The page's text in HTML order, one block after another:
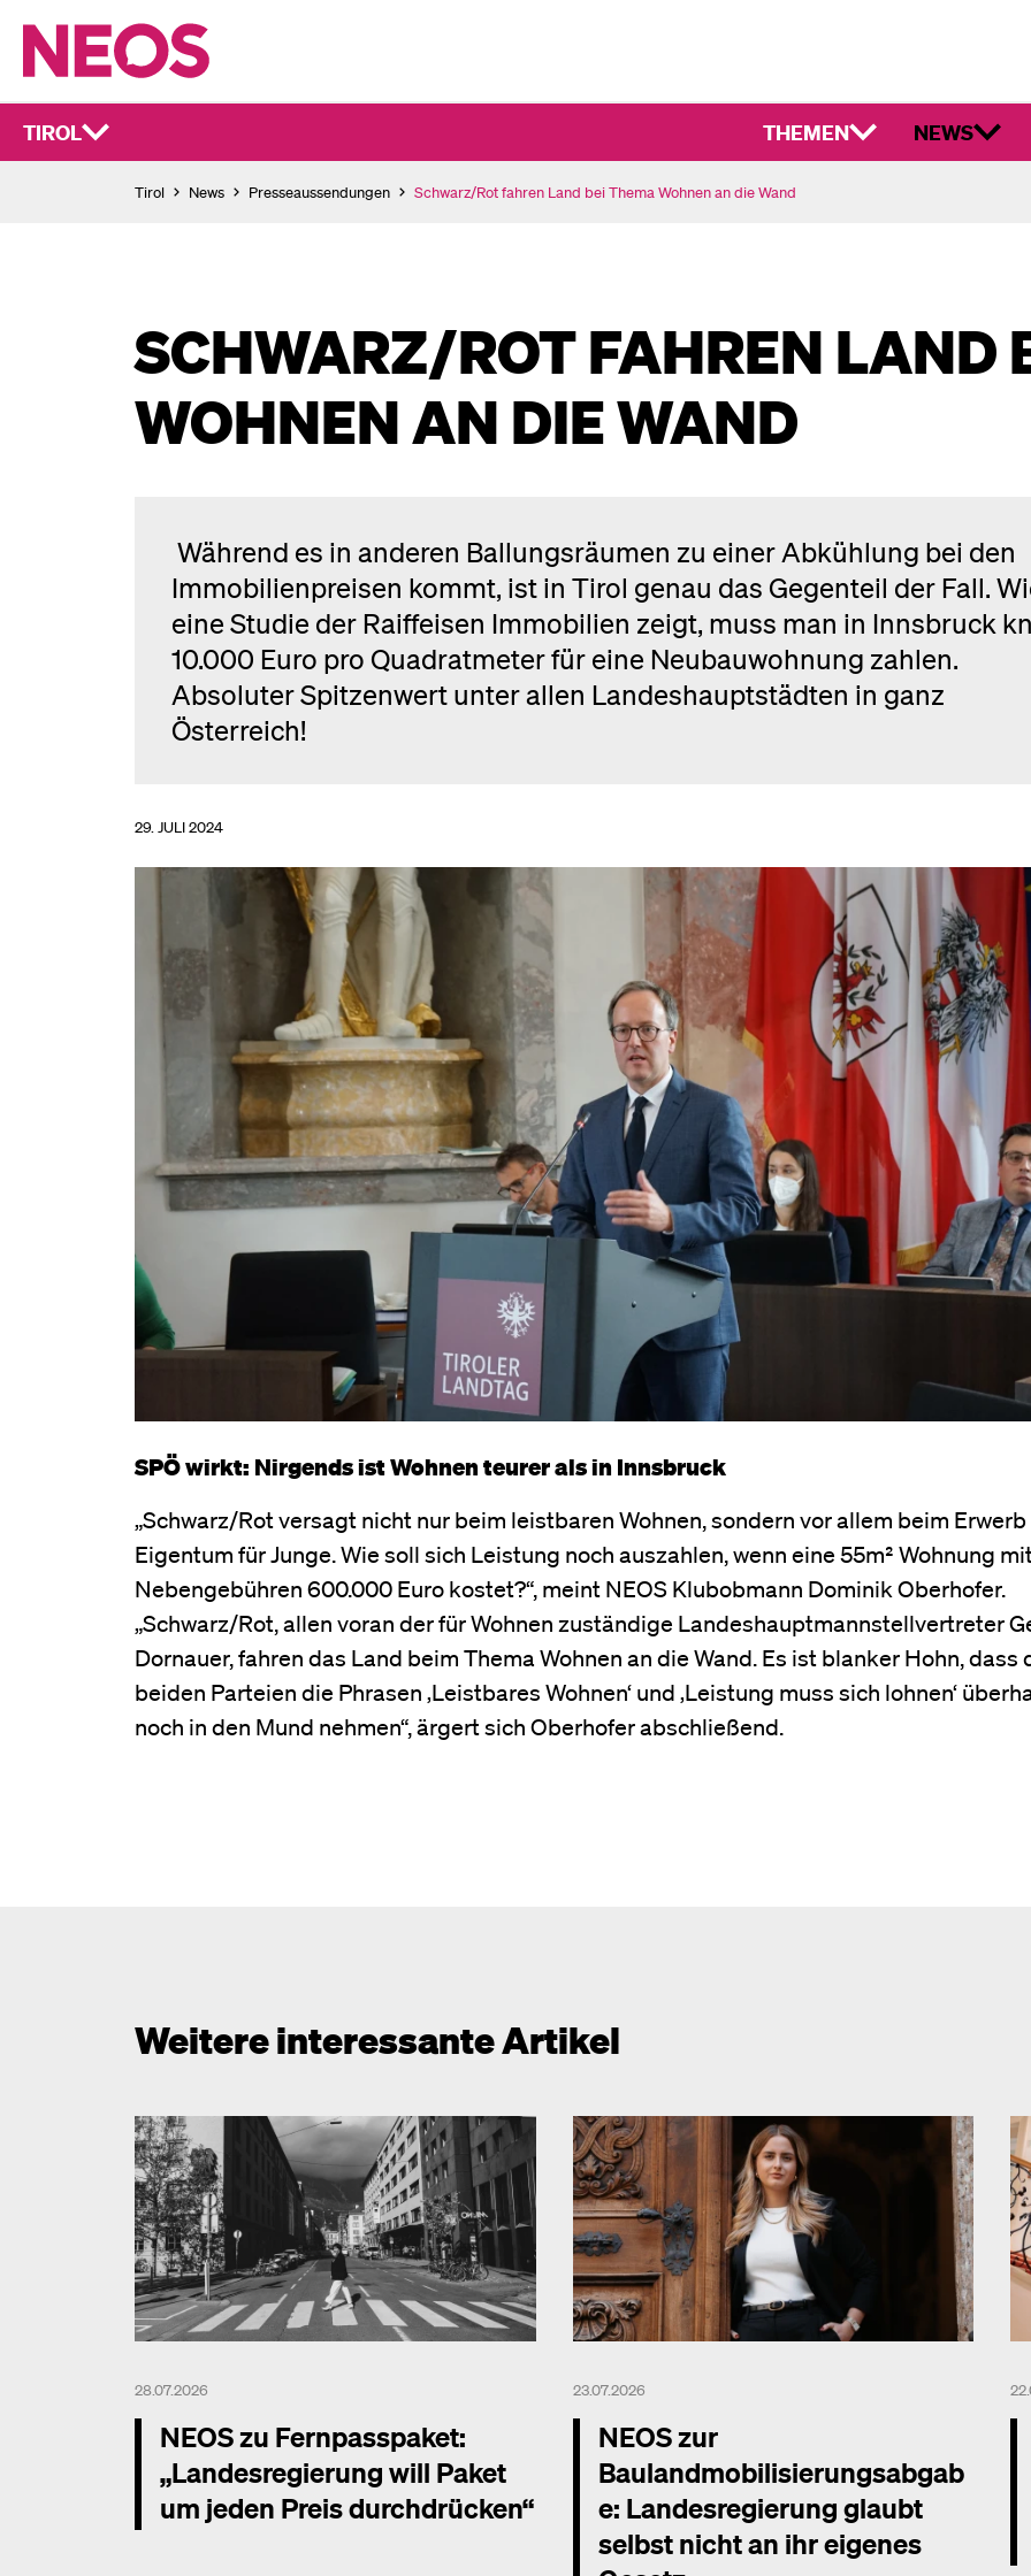
TIROL THEMEN NEWS
Tirol News Presseaussendungen Schwarz/Rot fahren Land bei Thema Wohnen an die Wand
SCHWARZ/ROT FAHREN LAND
WOHNEN AN DIE WAND
Während es in anderen Ballungsräumen zu einer Abkühlung bei den
Immobilienpreisen kommt, ist in Tirol genau das Gegenteil der Fall.
eine Studie der Raiffeisen Immobilien zeigt, muss man in Innsbruck
10.000 Euro pro Quadratmeter für eine Neubauwohnung zahlen.
Absoluter Spitzenwert unter allen Landeshauptstädten in ganz
Österreich!
29. JULI 2024
SPÖ wirkt: Nirgends ist Wohnen teurer als in Innsbruck
„Schwarz/Rot versagt nicht nur beim leistbaren Wohnen, sondern vor allem beim Erwerb
Eigentum für Junge. Wie soll sich Leistung noch auszahlen, wenn eine 55m² Wohnung
Nebengebühren 600.000 Euro kostet?“, meint NEOS Klubobmann Dominik Oberhofer.
„Schwarz/Rot, allen voran der für Wohnen zuständige Landeshauptmannstellvertreter
Dornauer, fahren das Land beim Thema Wohnen an die Wand. Es ist blanker Hohn, dass
beiden Parteien die Phrasen ‚Leistbares Wohnen‘ und ‚Leistung muss sich lohnen‘
noch in den Mund nehmen“, ärgert sich Oberhofer abschließend.
Weitere interessante Artikel
28.07.2026
NEOS zu Fernpasspaket:
„Landesregierung will Paket
um jeden Preis durchdrücken“
23.07.2026
NEOS zur
Baulandmobilisierungsabgab
e: Landesregierung glaubt
selbst nicht an ihr eigenes